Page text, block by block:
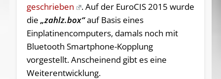
geschrieben
. Auf der EuroCIS 2015 wurde
die „zahlz.box“auf Basis eines
Einplatinencomputers, damals noch mit
Bluetooth Smartphone-Kopplung
vorgestellt. Anscheinend gibt es eine
Weiterentwicklung.